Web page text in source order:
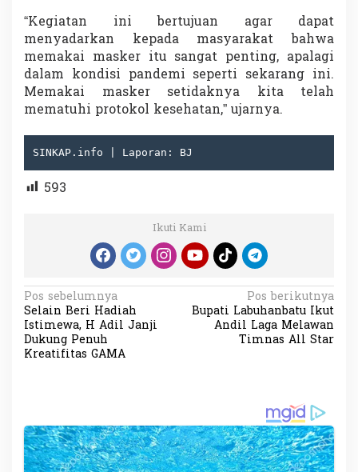
“Kegiatan ini bertujuan agar dapat
menyadarkan kepada masyarakat bahwa
memakai masker itu sangat penting, apalagi
dalam kondisi pandemi seperti sekarang ini.
Memakai masker setidaknya kita telah
mematuhi protokol kesehatan,” ujarnya.
SINKAP.info | Laporan: BJ
593
Ikuti Kami
N
a
v
s
i
Pos sebelumnya
Selain Beri Hadiah
Istimewa, H Adil Janji
Dukung Penuh
Kreatifitas GAMA
Pos berikutnya
Bupati Labuhanbatu Ikut
Andil Laga Melawan
Timnas All Star